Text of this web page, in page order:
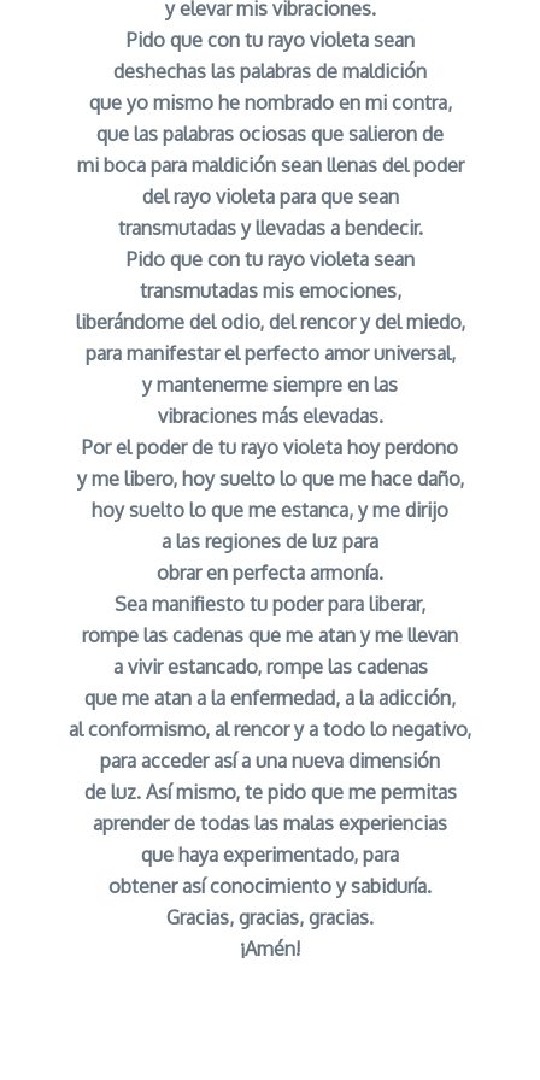
y elevar mis vibraciones.
Pido que con tu rayo violeta sean
deshechas las palabras de maldición
que yo mismo he nombrado en mi contra,
que las palabras ociosas que salieron de
mi boca para maldición sean llenas del poder
del rayo violeta para que sean
transmutadas y llevadas a bendecir.
Pido que con tu rayo violeta sean
transmutadas mis emociones,
liberándome del odio, del rencor y del miedo,
para manifestar el perfecto amor universal,
y mantenerme siempre en las
vibraciones más elevadas.
Por el poder de tu rayo violeta hoy perdono
y me libero, hoy suelto lo que me hace daño,
hoy suelto lo que me estanca, y me dirijo
a las regiones de luz para
obrar en perfecta armonía.
Sea manifiesto tu poder para liberar,
rompe las cadenas que me atan y me llevan
a vivir estancado, rompe las cadenas
que me atan a la enfermedad, a la adicción,
al conformismo, al rencor y a todo lo negativo,
para acceder así a una nueva dimensión
de luz. Así mismo, te pido que me permitas
aprender de todas las malas experiencias
que haya experimentado, para
obtener así conocimiento y sabiduría.
Gracias, gracias, gracias.
¡Amén!